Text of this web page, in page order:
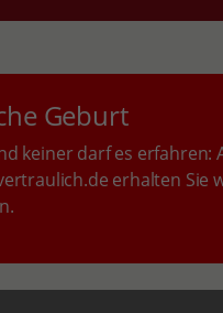
Geburt
keiner darf es erfahren:
erhalten Sie